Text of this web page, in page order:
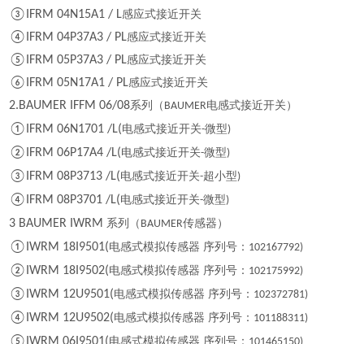
③IFRM 04N15A1 / L感应式接近开关
④IFRM 04P37A3 / PL感应式接近开关
⑤IFRM 05P37A3 / PL感应式接近开关
⑥IFRM 05N17A1 / PL感应式接近开关
2.BAUMER IFFM 06/08系列（ BAUMER电感式接近开关）
①IFRM 06N1701 /L(电感式接近开关-微型)
②IFRM 06P17A4 /L(电感式接近开关-微型)
③IFRM 08P3713 /L(电感式接近开关-超小型)
④IFRM 08P3701 /L(电感式接近开关-微型)
3 BAUMER IWRM 系列（ BAUMER传感器）
①IWRM 18I9501(电感式模拟传感器 序列号： 102167792)
②IWRM 18I9502(电感式模拟传感器 序列号： 102175992)
③IWRM 12U9501(电感式模拟传感器 序列号： 102372781)
④IWRM 12U9502(电感式模拟传感器 序列号： 101188311)
电感式模拟传感器 序列号：